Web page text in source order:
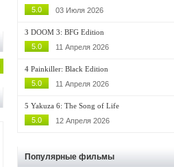
5.0
03 Июля 2026
3 DOOM 3: BFG Edition
5.0
11 Апреля 2026
4 Painkiller: Black Edition
5.0
11 Апреля 2026
5 Yakuza 6: The Song of Life
5.0
12 Апреля 2026
Популярные фильмы